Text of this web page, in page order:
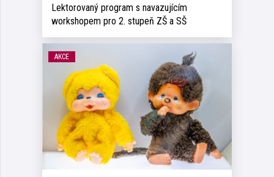
Lektorovaný program s navazujícím
workshopem pro 2. stupeň ZŠ a SŠ
AKCE